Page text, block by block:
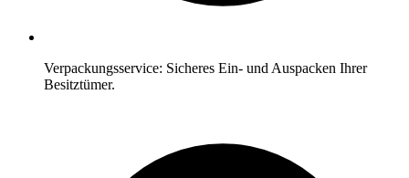
Verpackungsservice: Sicheres Ein- und Auspacken Ihrer
Besitztümer.